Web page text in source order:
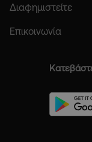
Διαφημιστείτε
Επικοινωνία